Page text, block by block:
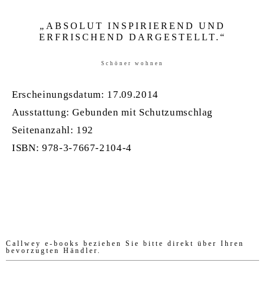
„ AB­SO­LUT IN­SPI­RIE­REND UND
ER­FR­I­SCHEND DAR­GE­STELLT. “
Schöner wohnen
Erscheinungsdatum: 17.09.2014
Ausstattung: Gebunden mit Schutzumschlag
Seitenanzahl: 192
ISBN: 978-3-7667-2104-4
Callwey e-books beziehen Sie bitte direkt über Ihren
bevorzugten Händler.